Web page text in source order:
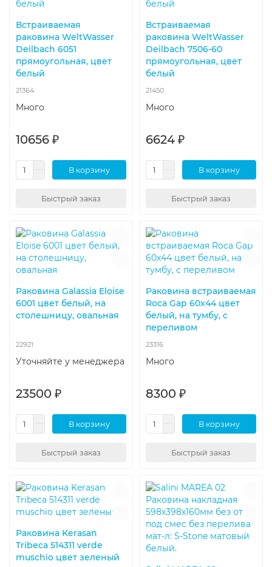
Встраиваемая
раковина WeltWasser
Deilbach 6051
прямоугольная, цвет
белый
21364
Много
10656 ₽
В корзину
Быстрый заказ
Встраиваемая
раковина WeltWasser
Deilbach 7506-60
прямоугольная, цвет
белый
21450
Много
6624 ₽
В корзину
Быстрый заказ
Раковина Galassia Eloise
6001 цвет белый, на
столешницу, овальная
22921
Уточняйте у менеджера
23500 ₽
В корзину
Быстрый заказ
Раковина встраиваемая
Roca Gap 60х44 цвет
белый, на тумбу, с
переливом
23316
Много
8300 ₽
В корзину
Быстрый заказ
Раковина Kerasan
Tribeca 514311 verde
muschio цвет зеленый